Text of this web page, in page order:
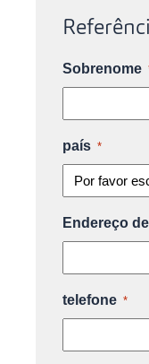
Sobrenome
país *
Endereço
telefone *